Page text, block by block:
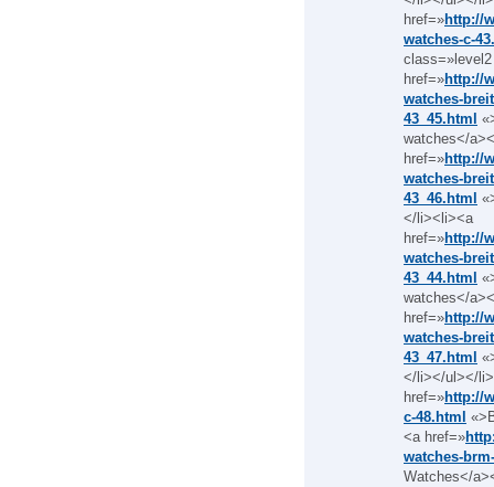
href=»http://
watches-c-
href=»http://
watches-
43_45.html
watches</
href=»http://
watches-
43_46.html
</li><li><a
href=»http://
watches-
43_44.html
watches</
href=»http://
watches-
43_47.html
</li></ul></
href=»http://
c-48.html
<a href=»
watches-
Watches</